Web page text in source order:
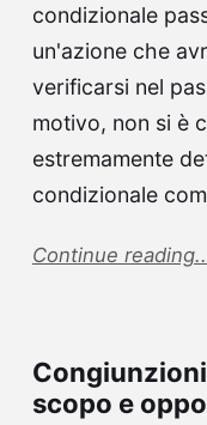
condizionale
un'azione che
verificarsi nel
motivo, non si è
estremamente
condizionale
Continue
scopo e